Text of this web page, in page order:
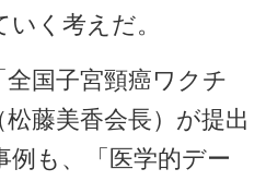
く考えだ。
国子宮頸癌ワクチ
藤美香会長）が提出
例も、「医学的デー